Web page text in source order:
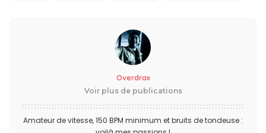
Overdrax
Voir plus de publications
Amateur de vitesse, 150 BPM minimum et bruits de tondeuse :